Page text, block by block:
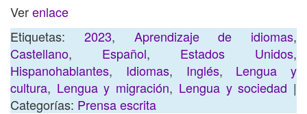
Verenlace
Etiquetas: 2023, Aprendizaje de idiomas,
Castellano, Español, Estados Unidos,
Hispanohablantes, Idiomas, Inglés, Lengua y
cultura, Lengua y migración, Lengua y sociedad |
Categorías: Prensa escrita